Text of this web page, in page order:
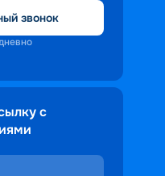
звонок
с